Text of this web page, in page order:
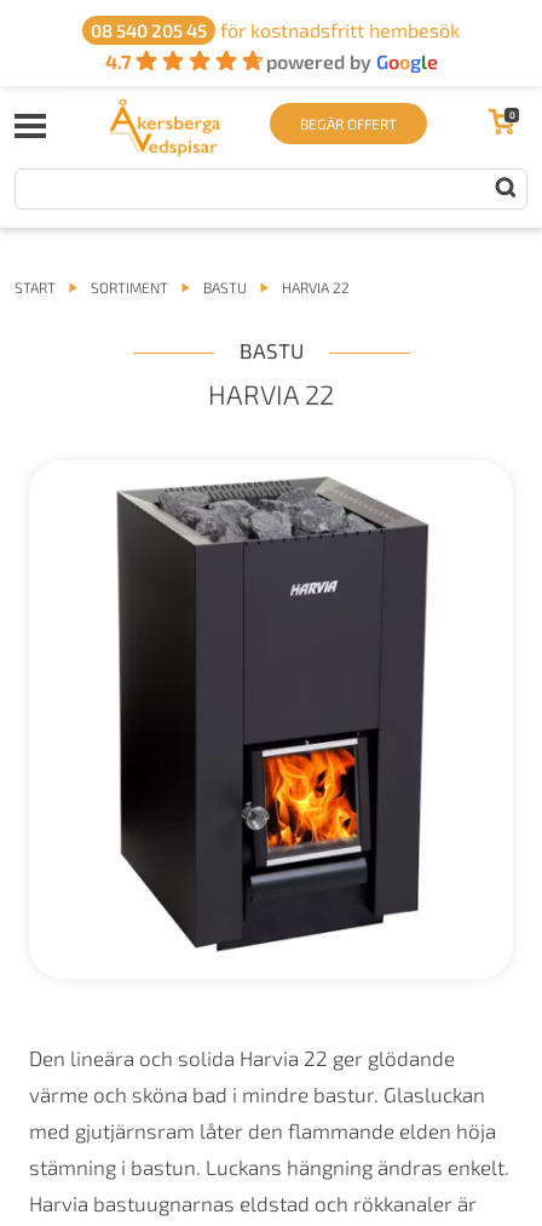
08 540 205 45
för kostnadsfritt hembesök
4.7
powered by Google
BEGÄR OFFERT 0
START SORTIMENT BASTU HARVIA 22
BASTU
HARVIA 22
Den lineära och solida Harvia 22 ger glödande
värme och sköna bad i mindre bastur. Glasluckan
med gjutjärnsram låter den flammande elden höja
stämning i bastun. Luckans hängning ändras enkelt.
Harvia bastuugnarnas eldstad och rökkanaler är